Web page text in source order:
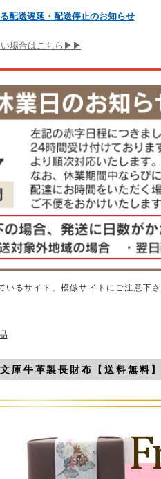
配送遅延・配送停止のお知らせ
い場合はこちら▶▶
るサイト、模倣サイトにご注意下さ
庫牛革製長財布【送料無料】